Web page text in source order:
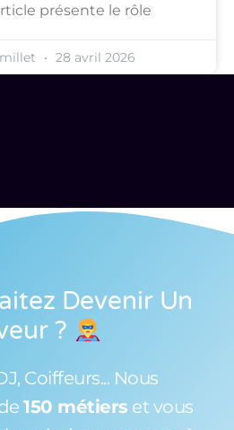
présente le rôle
28 avril 2026
Devenir Un
?
Coiffeurs... Nous
150 métiers et vous